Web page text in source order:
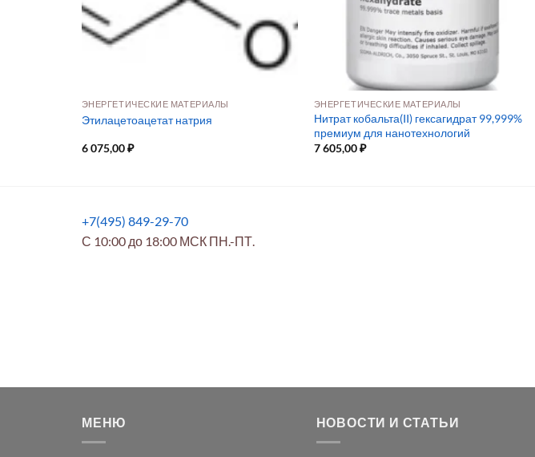
ЭНЕРГЕТИЧЕСКИЕ МАТЕРИАЛЫ
Этилацетоацетат натрия
6 075,00₽
ЭНЕРГЕТИЧЕСКИЕ МАТЕРИАЛЫ
Нитрат кобальта(II) гексагидрат 99,999%
премиум для нанотехнологий
7 605,00₽
+7(495) 849-29-70
С 10:00 до 18:00 МСК ПН.-ПТ.
МЕНЮ НОВОСТИ И СТАТЬИ